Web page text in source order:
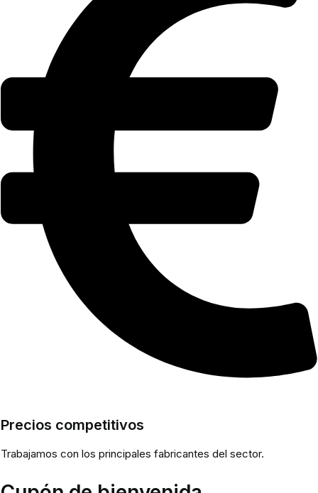
Precios competitivos
Trabajamos con los principales fabricantes del sector.